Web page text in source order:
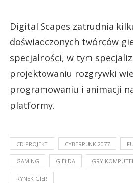
Digital Scapes zatrudnia
doświadczonych twórców
specjalności, w tym
projektowaniu rozgrywki
programowaniu i animacji
platformy.
CD PROJEKT CYBERPUNK 2077
GAMING GIEŁDA GRY
RYNEK GIER